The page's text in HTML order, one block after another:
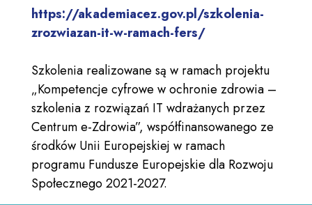
https://akademiacez.gov.pl/szkolenia-
zrozwiazan-it-w-ramach-fers/
Szkolenia realizowane są w ramach projektu
„Kompetencje cyfrowe w ochronie zdrowia –
szkolenia z rozwiązań IT wdrażanych przez
Centrum e-Zdrowia”, współfinansowanego ze
środków Unii Europejskiej w ramach
programu Fundusze Europejskie dla Rozwoju
Społecznego 2021-2027.